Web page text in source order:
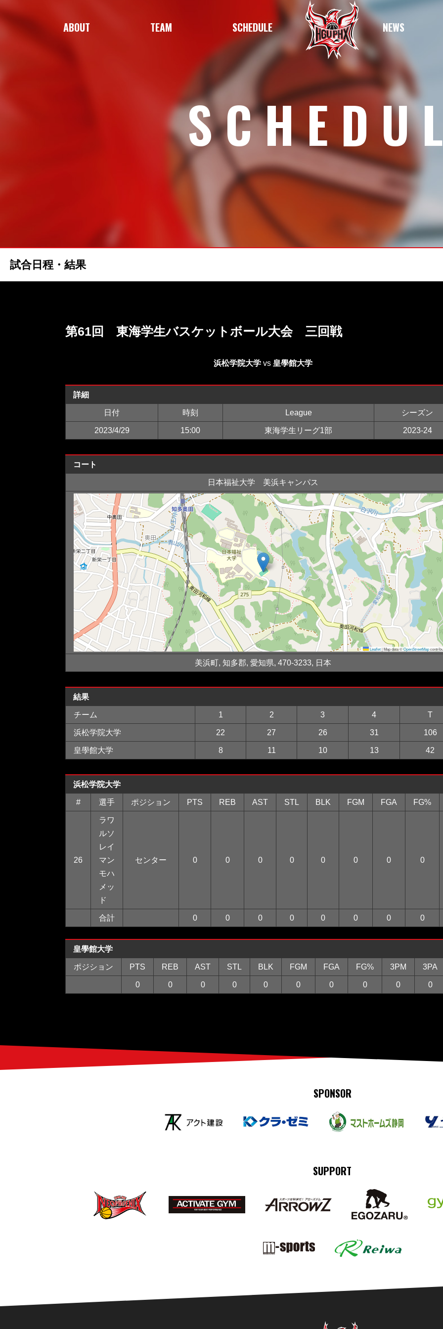
ABOUT TEAM SCHEDULE NEWS
試合日程・結果
第61回 東海学生バスケットボール大会 三回戦
浜松学院大学 vs 皇學館大学
詳細
日付 時刻 League シーズン
2023/4/29 15:00 東海学生リーグ1部 2023-24
コート
日本福祉大学 美浜キャンパス
Leaflet|Map data ©OpenStreetMap
美浜町, 知多郡, 愛知県, 470-3233, 日本
結果
チーム 1 2 3 4 T
浜松学院大学 22 27 26 31 106
皇學館大学 8 11 10 13 42
浜松学院大学
# 選手 ポジション PTS REB AST STL BLK FGM FGA FG%
26
ラワ
ルソ
レイ
マン
モハ
メッ
ド
センター 0 0 0 0 0 0 0 0
合計 0 0 0 0 0 0 0 0
皇學館大学
ポジション PTS REB AST STL BLK FGM FGA FG% 3PM 3PA
0 0 0 0 0 0 0 0 0 0
SPONSOR
SUPPORT